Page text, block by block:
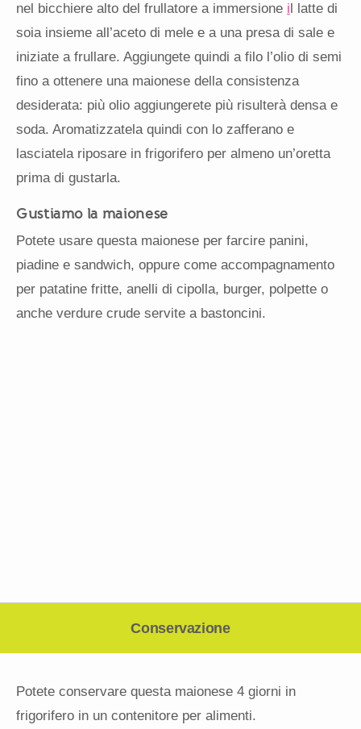
nel bicchiere alto del frullatore a immersione il latte di
soia insieme all’aceto di mele e a una presa di sale e
iniziate a frullare. Aggiungete quindi a filo l’olio di semi
fino a ottenere una maionese della consistenza
desiderata: più olio aggiungerete più risulterà densa e
soda. Aromatizzatela quindi con lo zafferano e
lasciatela riposare in frigorifero per almeno un’oretta
prima di gustarla.
Gustiamo la maionese
Potete usare questa maionese per farcire panini,
piadine e sandwich, oppure come accompagnamento
per patatine fritte, anelli di cipolla, burger, polpette o
anche verdure crude servite a bastoncini.
Conservazione
Potete conservare questa maionese 4 giorni in
frigorifero in un contenitore per alimenti.